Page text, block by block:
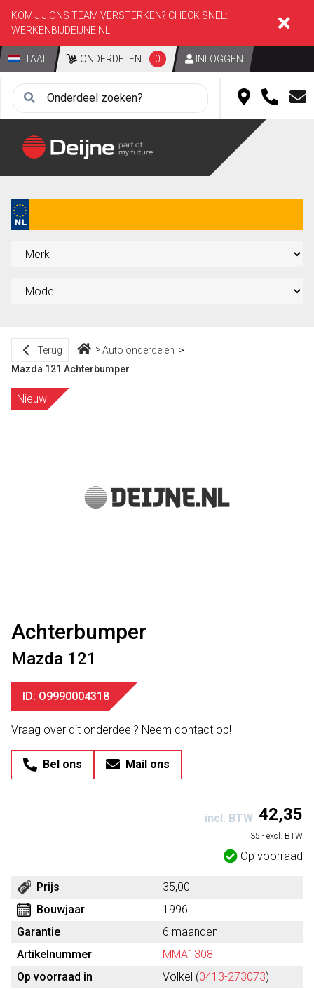
KOM JIJ ONS TEAM VERSTERKEN? CHECK SNEL:
WERKENBIJDEIJNE.NL
TAAL ONDERDELEN 0 INLOGGEN
Terug
Auto onderdelen
Mazda 121 Achterbumper
Nieuw
Achterbumper
Mazda 121
ID: O9990004318
Vraag over dit onderdeel? Neem contact op!
Bel ons Mail ons
incl. BTW 42,35
35,- excl. BTW
Op voorraad
Prijs
35,00
Bouwjaar
1996
Garantie
6 maanden
Artikelnummer
MMA1308
Op voorraad in
Volkel (0413-273073)